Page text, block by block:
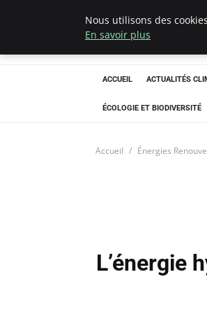
ACCUEIL ACTUALITÉS
ÉCOLOGIE ET BIODIVERSITÉ
Accueil Énergies
L’énergie
Nous utilisons des
En savoir plus